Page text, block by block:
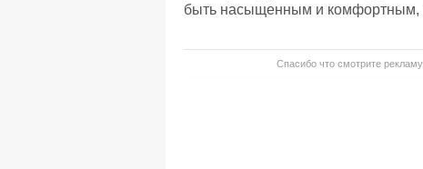
быть насыщенным и комфортным,
Спасибо что смотрите